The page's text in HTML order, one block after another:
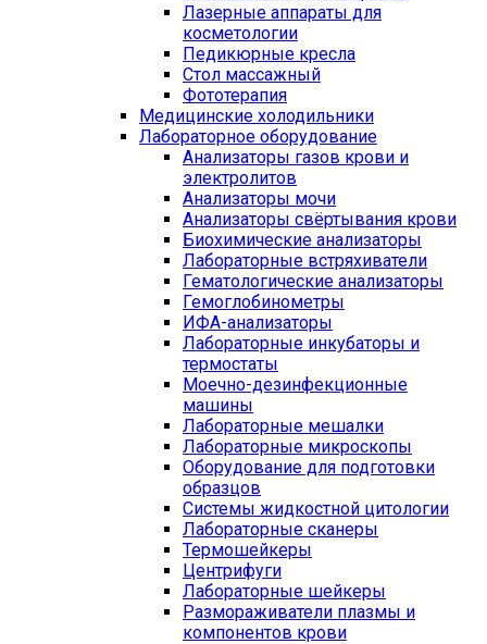
Лазерные аппараты для
косметологии
Педикюрные кресла
Стол массажный
Фототерапия
Медицинские холодильники
Лабораторное оборудование
Анализаторы газов крови и
электролитов
Анализаторы мочи
Анализаторы свёртывания крови
Биохимические анализаторы
Лабораторные встряхиватели
Гематологические анализаторы
Гемоглобинометры
ИФА-анализаторы
Лабораторные инкубаторы и
термостаты
Моечно-дезинфекционные
машины
Лабораторные мешалки
Лабораторные микроскопы
Оборудование для подготовки
образцов
Системы жидкостной цитологии
Лабораторные сканеры
Термошейкеры
Центрифуги
Лабораторные шейкеры
Размораживатели плазмы и
компонентов крови